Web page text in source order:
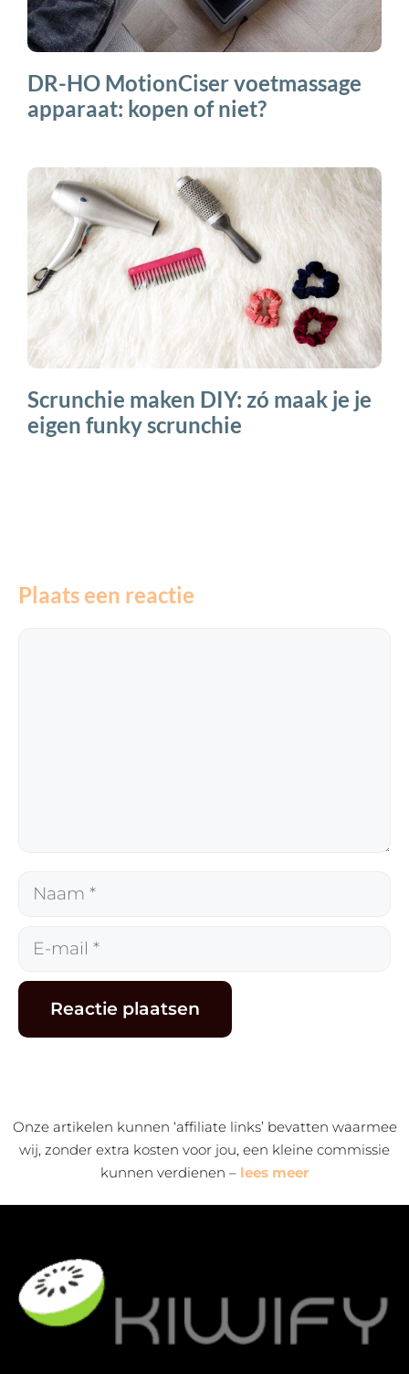
DR-HO MotionCiser voetmassage
apparaat: kopen of niet?
Scrunchie maken DIY: zó maak je je
eigen funky scrunchie
Plaats een reactie
Naam
E-
Onze artikelen kunnen ‘affiliate links’ bevatten waarmee
wij, zonder extra kosten voor jou, een kleine commissie
kunnen verdienen – lees meer